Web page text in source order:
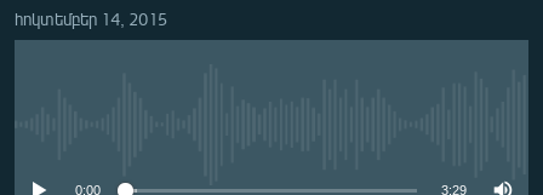
ՏՆՏԵՍՈՒԹՅՈՒՆ
հոկտեմբեր 14, 2015
0:00 3:29